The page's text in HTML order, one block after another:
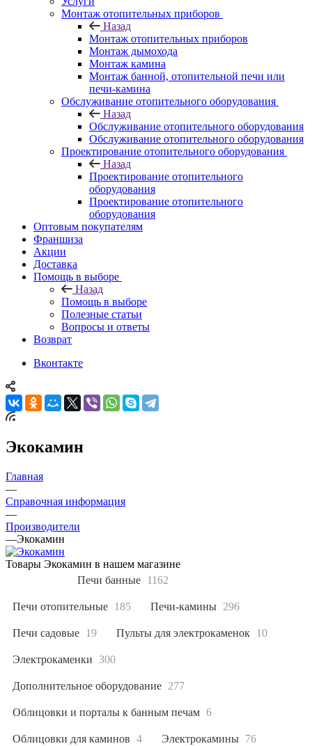
Монтаж отопительных приборов
Назад
Монтаж отопительных приборов
Монтаж дымохода
Монтаж камина
Монтаж банной, отопительной печи или
печи-камина
Обслуживание отопительного оборудования
Назад
Обслуживание отопительного оборудования
Обслуживание отопительного оборудования
Проектирование отопительного оборудования
Назад
Проектирование отопительного
оборудования
Проектирование отопительного
оборудования
Оптовым покупателям
Франшиза
Акции
Доставка
Помощь в выборе
Назад
Помощь в выборе
Полезные статьи
Вопросы и ответы
Возврат
Вконтакте
Экокамин
Главная
—
Справочная информация
—
Производители
—Экокамин
Товары Экокамин в нашем магазине
Печи банные 1162
Печи отопительные 185 Печи-камины 296
Печи садовые 19 Пульты для электрокаменок 10
Электрокаменки 300
Дополнительное оборудование 277
Облицовки и порталы к банным печам 6
Облицовки для каминов 4 Электрокамины 76